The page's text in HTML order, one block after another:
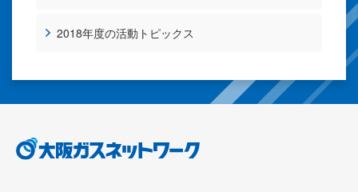
2018年度の活動トピックス